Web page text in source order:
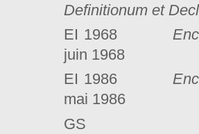
Definitionum et
EI 1968
juin 1968
EI 1986
mai 1986
GS